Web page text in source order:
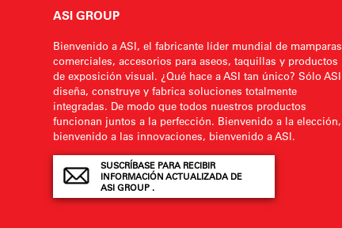
ASI GROUP
Bienvenido a ASI, el fabricante líder mundial de mamparas
comerciales, accesorios para aseos, taquillas y productos
de exposición visual. ¿Qué hace a ASI tan único? Sólo ASI
diseña, construye y fabrica soluciones totalmente
integradas. De modo que todos nuestros productos
funcionan juntos a la perfección. Bienvenido a la elección,
bienvenido a las innovaciones, bienvenido a ASI.
SUSCRÍBASE PARA RECIBIR
INFORMACIÓN ACTUALIZADA DE
ASI GROUP .